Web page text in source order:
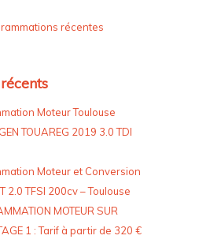
récentes
Moteur Toulouse
TOUAREG 2019 3.0 TDI
Moteur et Conversion
2.0 TFSI 200cv – Toulouse
MOTEUR SUR
1 : Tarif à partir de 320 €